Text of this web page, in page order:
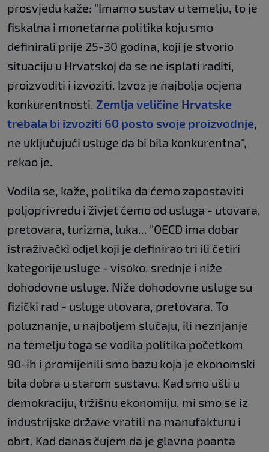
prosvjedu kaže: "Imamo sustav u temelju, to je
fiskalna i monetarna politika koju smo
definirali prije 25-30 godina, koji je stvorio
situaciju u Hrvatskoj da se ne isplati raditi,
proizvoditi i izvoziti. Izvoz je najbolja ocjena
konkurentnosti. Zemlja veličine Hrvatske
trebala bi izvoziti 60 posto svoje proizvodnje,
ne uključujući usluge da bi bila konkurentna",
rekao je.
Vodila se, kaže, politika da ćemo zapostaviti
poljoprivredu i živjet ćemo od usluga - utovara,
pretovara, turizma, luka... "OECD ima dobar
istraživački odjel koji je definirao tri ili četiri
kategorije usluge - visoko, srednje i niže
dohodovne usluge. Niže dohodovne usluge su
fizički rad - usluge utovara, pretovara. To
poluznanje, u najboljem slučaju, ili neznjanje
na temelju toga se vodila politika početkom
90-ih i promijenili smo bazu koja je ekonomski
bila dobra u starom sustavu. Kad smo ušli u
demokraciju, tržišnu ekonomiju, mi smo se iz
industrijske države vratili na manufakturu i
obrt. Kad danas čujem da je glavna poanta